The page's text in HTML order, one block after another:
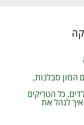
המון סבלנות,
כל הטריקים
לנהל את